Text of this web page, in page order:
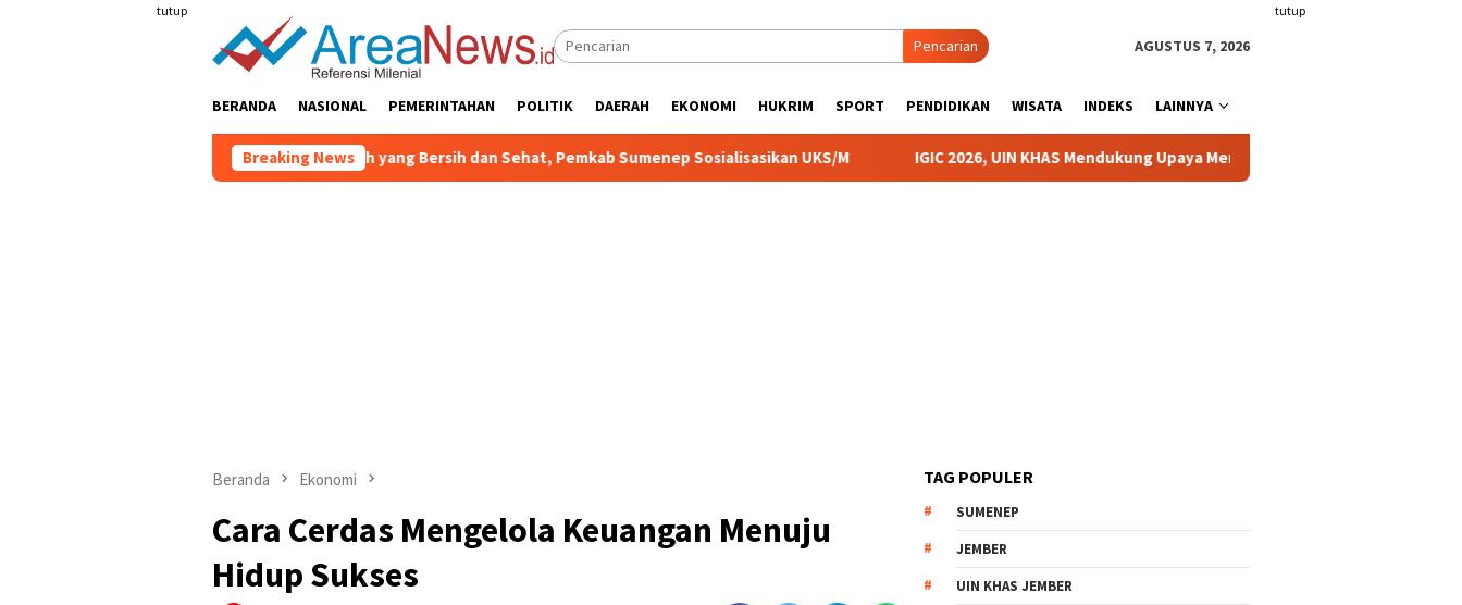
tutup tutup
Pencarian AGUSTUS 7, 2026
BERANDA NASIONAL PEMERINTAHAN POLITIK DAERAH EKONOMI HUKRIM SPORT PENDIDIKAN WISATA INDEKS LAINNYA
Breaking News
Ciptakan Lingkungan Sekolah yang Bersih dan Sehat, Pemkab Sumenep Sosialisasikan UKS/M IGIC 2026, UIN KHAS Mendukung Upaya Membangun Diplomasi Keagamaan
Beranda Ekonomi
Cara Cerdas Mengelola Keuangan Menuju
Hidup Sukses
TAG POPULER
SUMENEP
JEMBER
UIN KHAS JEMBER